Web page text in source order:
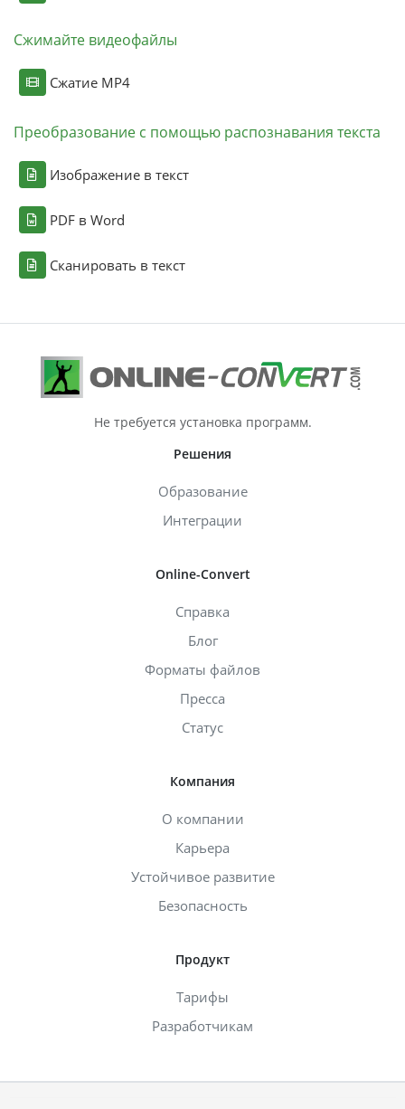
Сжимайте видеофайлы
Сжатие MP4
Преобразование с помощью распознавания текста
Изображение в текст
PDF в Word
Сканировать в текст
Не требуется установка программ.
Решения
Образование
Интеграции
Online-Convert
Справка
Блог
Форматы файлов
Пресса
Статус
Компания
О компании
Карьера
Устойчивое развитие
Безопасность
Продукт
Тарифы
Разработчикам